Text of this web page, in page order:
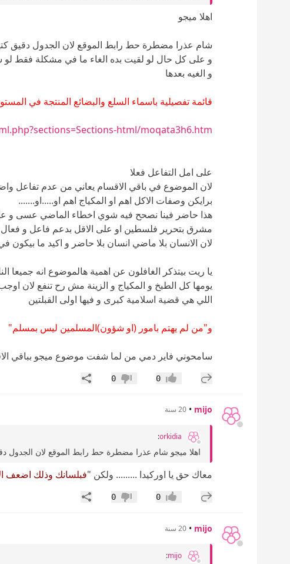
اهلا ميجو
شام عذرا مضطرة حط رابط الموقع لان الجدول دقيق
و على كل حال لو لقيت بده الغاء ما في مشكلة فقط لو
و الغيه بعدها
قائمة تفصيلية باسماء السلع والبضائع المنتجة في
html/moqata3h6.htm
على امل التفاعل فعلا
لان الموضوع في باقي الاقسام يعاني من عدم تفاعل
برايكن وصفات الاكل اهم او المكياج اهم او.....او.......
هذا حاضر فينا نصحح فيه شوي اخطاء الماضي عسى
مشرق بتحرير فلسطين او على الاقل بدعم فاعل و فعال
لان الانسان بلا ماضي انسان بلا حاضر و اكيد ما
يا ريت بيتذكر الغافلون عن اهمية هالموضوع انه جميعا
يومها كل الطبخ و المكياج و الزينة مش رح تنفع لان
اللي هي قضية اسلامية كبرى و فيها اولى القبلتين
و"من لم يهتم بامور (او شؤون)المسلمين ليس بمسلم"
سامحوني فاير دمي من لما شفت موضوع ميجو بباقي
إضافة رد جديد
إعجاب0 عدم إعجاب
0 مشاركة
mijo
• 20 سنة
orkidia
:
اهلا ميجو شام عذرا مضطرة حط رابط الموقع لان الجدول
معاك حق يا اوركيدا ......... ولكن "فبلسانك وذلك اضعف
إضافة رد جديد
إعجاب0 عدم إعجاب
0 مشاركة
mijo
• 20 سنة
mijo
: